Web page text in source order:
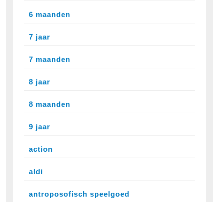
6 maanden
7 jaar
7 maanden
8 jaar
8 maanden
9 jaar
action
aldi
antroposofisch speelgoed